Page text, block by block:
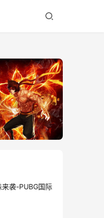
袭-PUBG国际